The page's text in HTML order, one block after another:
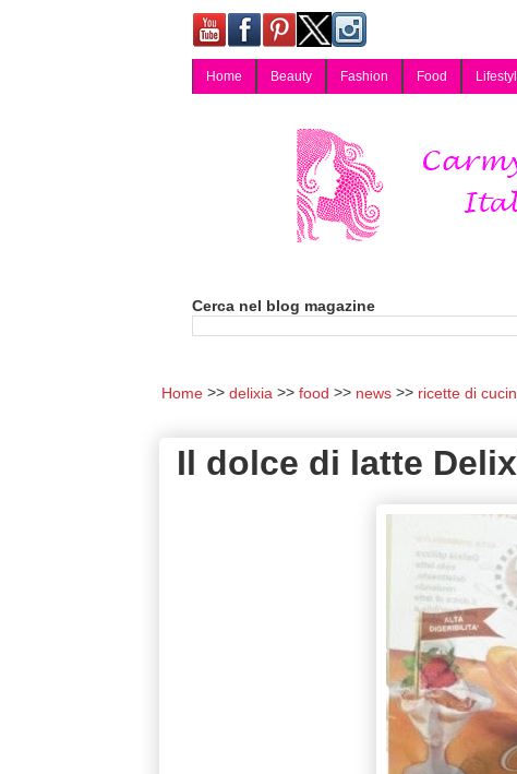
Home Beauty Fashion Food
Cerca nel blog magazine
Home delixia food news ricette di
Il dolce di latte